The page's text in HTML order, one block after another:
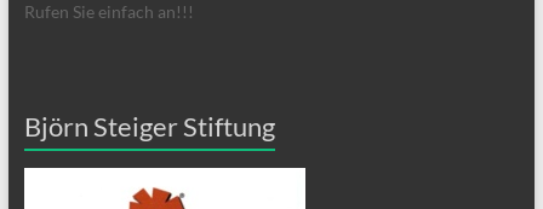
Rufen Sie einfach an!!!
Björn Steiger Stiftung